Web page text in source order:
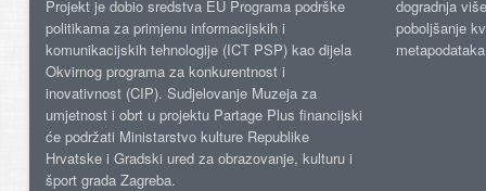
Projekt je dobio sredstva EU Programa podrške
politikama za primjenu informacijskih i
komunikacijskih tehnologije (ICT PSP) kao dijela
Okvirnog programa za konkurentnost i
inovativnost (CIP). Sudjelovanje Muzeja za
umjetnost i obrt u projektu Partage Plus financijski
će podržati Ministarstvo kulture Republike
Hrvatske i Gradski ured za obrazovanje, kulturu i
šport grada Zagreba.
dogradnja
poboljšanje